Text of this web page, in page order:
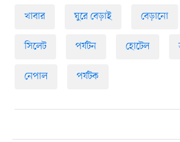
খাবার ঘুরে বেড়াই বেড়ানো
সিলেট পর্যটন হোটেল
নেপাল পর্যটক